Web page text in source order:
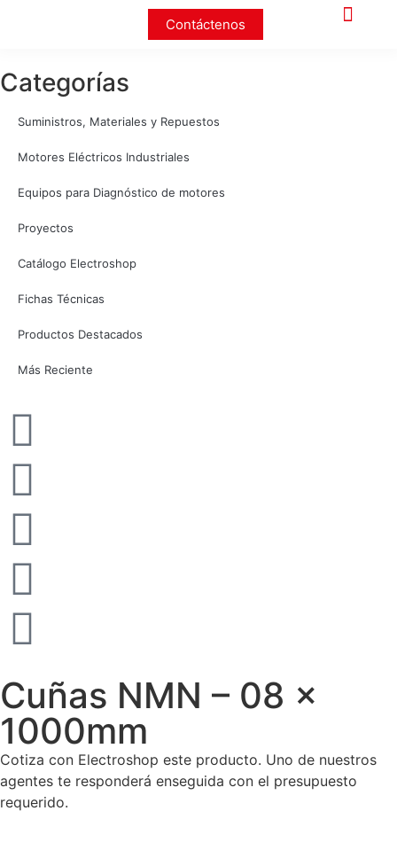
Contáctenos
Categorías
Suministros, Materiales y Repuestos
Motores Eléctricos Industriales
Equipos para Diagnóstico de motores
Proyectos
Catálogo Electroshop
Fichas Técnicas
Productos Destacados
Más Reciente
Cuñas NMN – 08 x
1000mm
Cotiza con Electroshop este producto. Uno de nuestros
agentes te responderá enseguida con el presupuesto
requerido.